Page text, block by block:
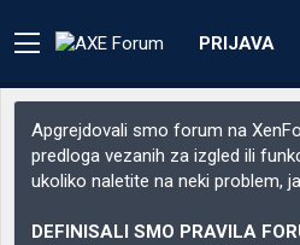
PRIJAVA
Apgrejdovali smo forum na
predloga vezanih za izgled ili
ukoliko naletite na neki problem,
DEFINISALI SMO PRAVILA